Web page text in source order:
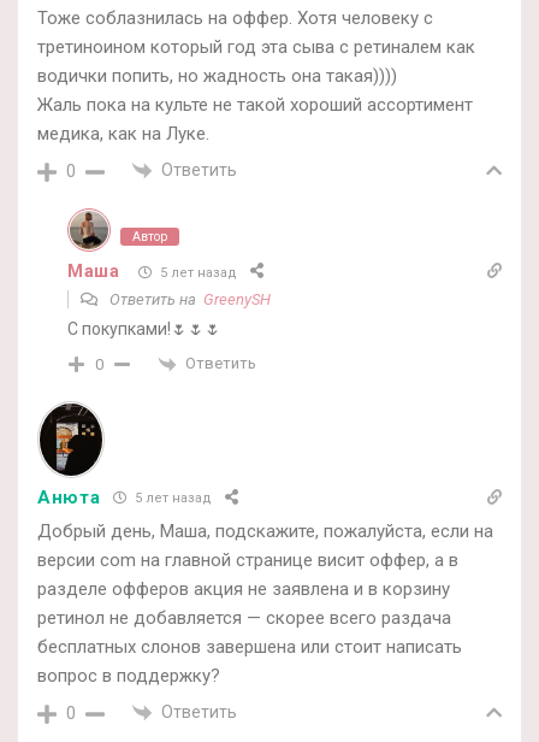
Тоже соблазнилась на оффер. Хотя человеку с
третиноином который год эта сыва с ретиналем как
водички попить, но жадность она такая))))
Жаль пока на культе не такой хороший ассортимент
медика, как на Луке.
0 Ответить
Автор
Маша 5 лет назад
Ответить на GreenySH
С покупками!🌷🌷🌷
0 Ответить
Анюта 5 лет назад
Добрый день, Маша, подскажите, пожалуйста, если на
версии com на главной странице висит оффер, а в
разделе офферов акция не заявлена и в корзину
ретинол не добавляется — скорее всего раздача
бесплатных слонов завершена или стоит написать
вопрос в поддержку?
0 Ответить